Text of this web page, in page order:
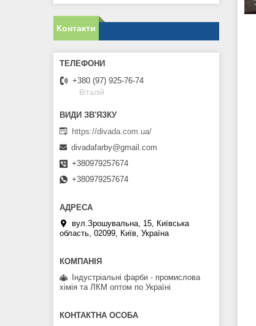
Контакти
+380 (97) 925-76-74
Віталій
https://divada.com.ua/
divadafarby@gmail.com
+380979257674
+380979257674
вул.Зрошувальна, 15, Київська
область, 02099, Київ, Україна
Індустріальні фарби - промислова
хімія та ЛКМ оптом по Україні